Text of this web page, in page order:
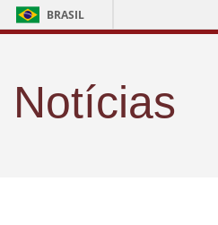
BRASIL
Notícias